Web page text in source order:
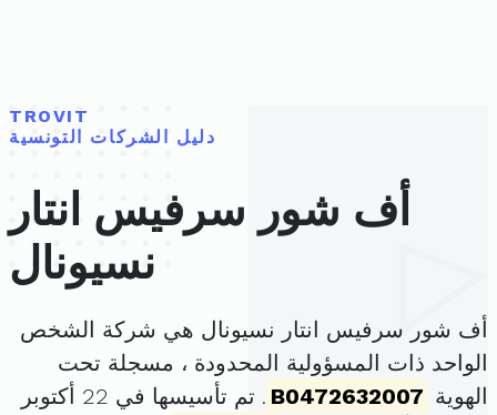
TROVIT
دليل الشركات التونسية
أف شور سرفيس انتار
نسيونال
أف شور سرفيس انتار نسيونال هي شركة الشخص
الواحد ذات المسؤولية المحدودة ، مسجلة تحت
الهوية B0472632007
. تم تأسيسها في 22 أكتوبر